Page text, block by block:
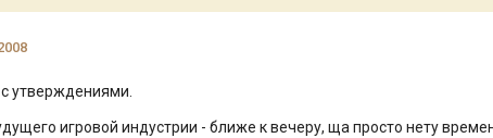
утверждениями.
игровой индустрии - ближе к вечеру, ща просто нету